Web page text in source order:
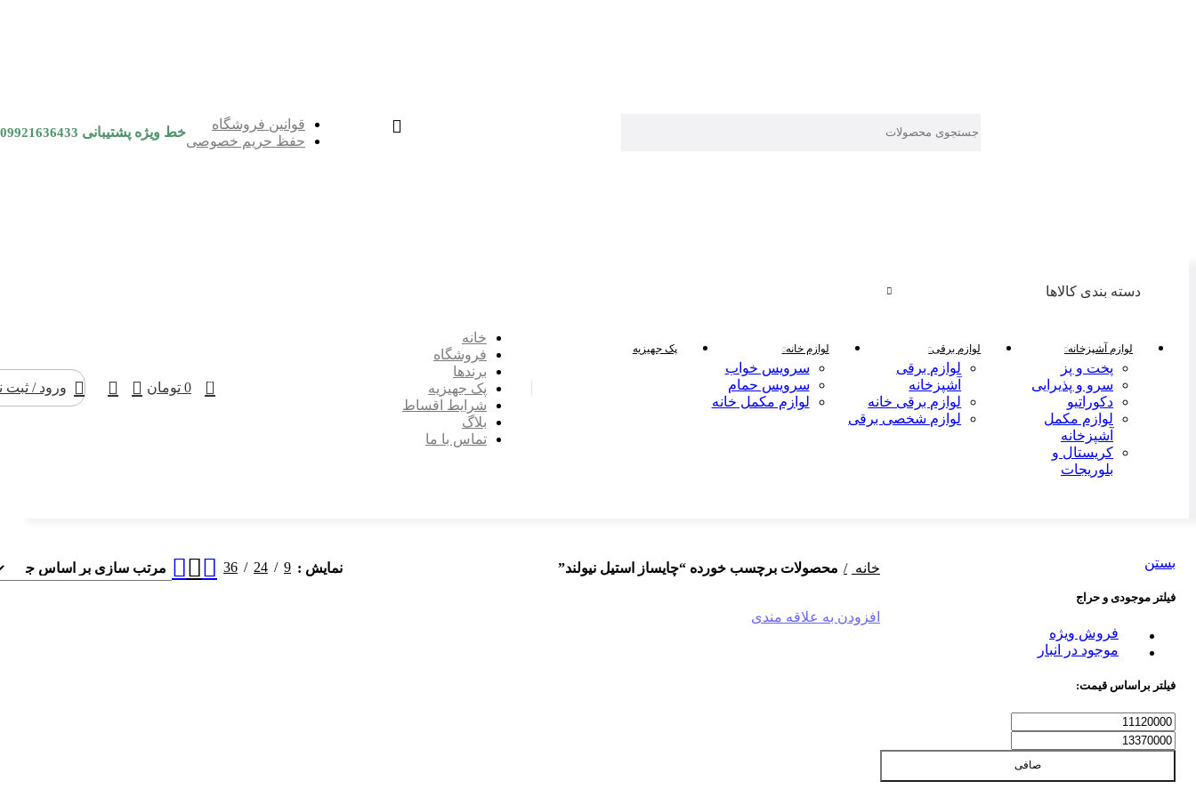
قوانین فروشگاه
حفظ حریم خصوصی
خط ویژه پشتیبانی 09921636433
دسته بندی کالاها
لوازم آشپزخانه
پخت و پز
سرو و پذیرایی
دکوراتیو
لوازم مکمل
آشپزخانه
کریستال و
بلوریجات
لوازم برقی
لوازم برقی
آشپزخانه
لوازم برقی خانه
لوازم شخصی برقی
لوازم خانه
سرویس خواب
سرویس حمام
لوازم مکمل خانه
پک جهیزیه
خانه
فروشگاه
برندها
پک جهیزیه
شرایط اقساط
بلاگ
تماس با ما
0
0 تومان ورود / ثبت
بستن
فیلتر موجودی و حراج
فروش ویژه
موجود در انبار
فیلتر براساس قیمت:
صافی
خانه محصولات برچسب خورده “چایساز استیل نیولند” نمایش 9
24
36
افزودن به علاقه مندی